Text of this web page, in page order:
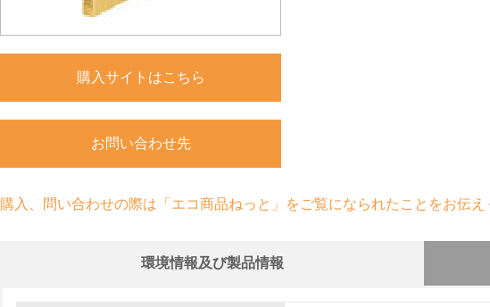
購入サイトはこちら
お問い合わせ先
購入、問い合わせの際は「エコ商品ねっと」をご覧になられたことをお伝え
環境情報及び製品情報